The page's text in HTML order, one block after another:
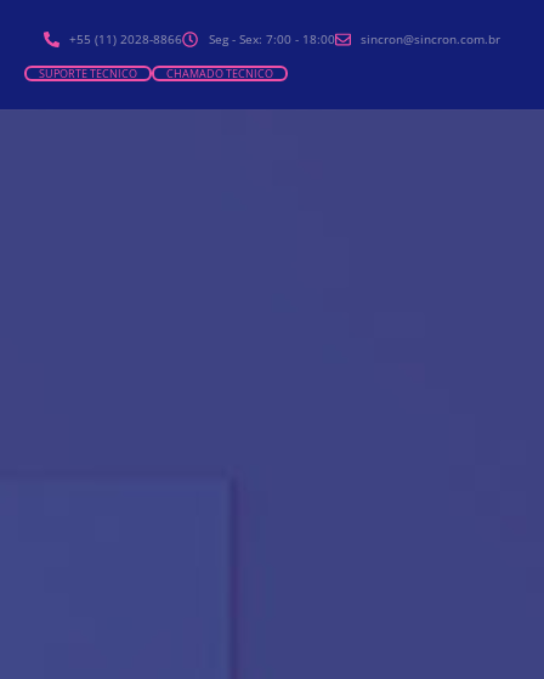
+55 (11) 2028-8866 Seg - Sex: 7:00 - 18:00 sincron@sincron.com.br
SUPORTE TÉCNICO CHAMADO TÉCNICO